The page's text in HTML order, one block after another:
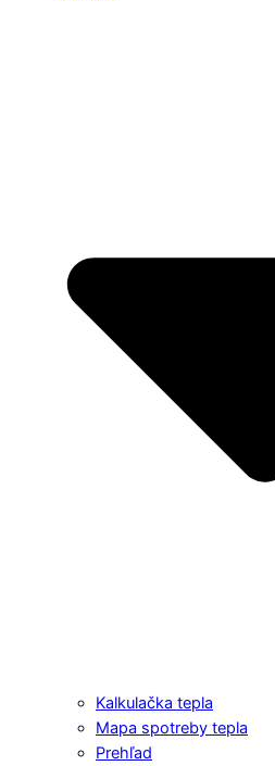
Kalkulačka tepla
Mapa spotreby tepla
Prehľad